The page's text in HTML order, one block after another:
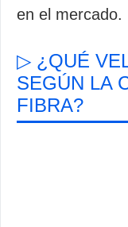
en el mercado.
▷ ¿QUÉ
SEGÚN LA
FIBRA?